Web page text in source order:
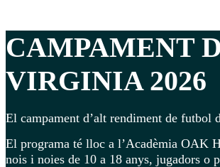
CAMPAMENT
VIRGINIA 2026
El campament d’alt rendiment de
El programa té lloc a l’Acadèmia OAK
nois i noies de 10 a 18 anys, jugadors o